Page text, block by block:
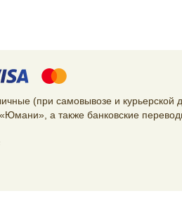
(при самовывозе и курьерской
а также банковские